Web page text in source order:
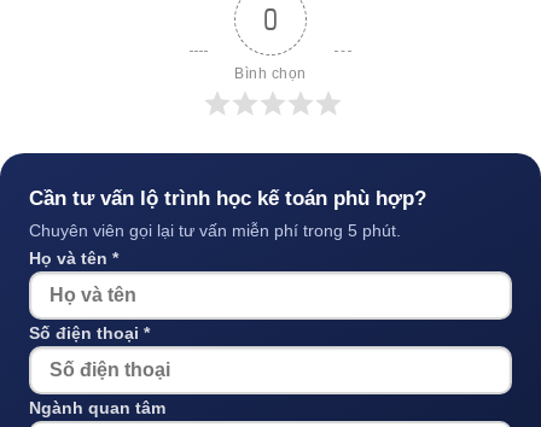
0
Bình chọn
Cần tư vấn lộ trình học kế toán phù hợp?
Chuyên viên gọi lại tư vấn miễn phí trong 5 phút.
Họ và tên *
Số điện thoại *
Ngành quan tâm